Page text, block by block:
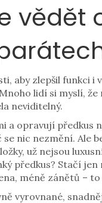
vědět
aby zlepšil funkci i
Mnoho lidí si myslí,
neviditelný.
a opravují předkus
nic nezmění. Ale
, už nejsou
předkus? Stačí
méně zánětů –
vyrovnané,